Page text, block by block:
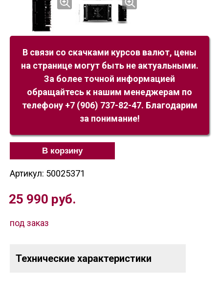
В связи со скачками курсов валют, цены
на странице могут быть не актуальными.
За более точной информацией
обращайтесь к нашим менеджерам по
телефону +7 (906) 737-82-47. Благодарим
за понимание!
В корзину
Артикул: 50025371
25 990 руб.
под заказ
Технические характеристики